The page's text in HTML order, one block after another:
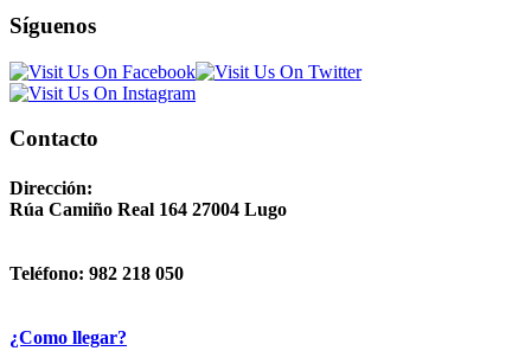
Síguenos
Contacto
Dirección:
Rúa Camiño Real 164 27004 Lugo
Teléfono: 982 218 050
¿Como llegar?